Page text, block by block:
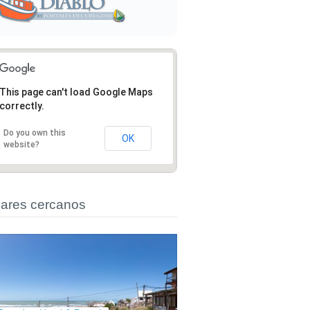
This page can't load Google Maps
correctly.
Do you own this
website?
OK
cercanos